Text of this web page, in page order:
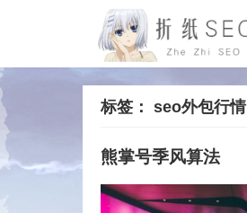
标签： seo外包行情
熊掌号季风算法